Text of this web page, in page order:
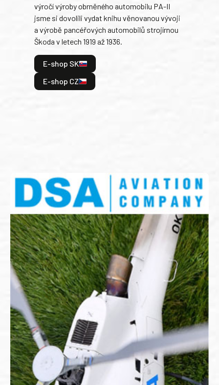
výročí výroby obrněného automobilu PA-II
jsme si dovolili vydat knihu věnovanou vývoji
a výrobě pancéřových automobilů strojírnou
Škoda v letech 1919 až 1936.
E-shop SK
E-shop CZ